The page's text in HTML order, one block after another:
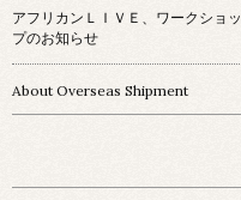
アフリカンＬＩＶＥ、ワークショッ
プのお知らせ
About Overseas Shipment